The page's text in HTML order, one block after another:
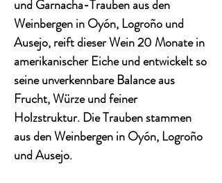
und Garnacha-Traubenaus den
Weinbergen in Oyón, Logroño und
Ausejo, reift dieser Wein20 Monate in
amerikanischer Eicheund entwickelt so
seine unverkennbare Balance aus
Frucht, Würze und feiner
Holzstruktur. Die Trauben stammen
aus den Weinbergen in Oyón, Logroño
und Ausejo.